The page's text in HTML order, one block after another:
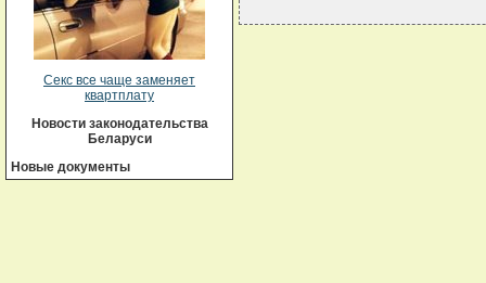
Секс все чаще заменяет
квартплату
Новости законодательства
Беларуси
Новые документы